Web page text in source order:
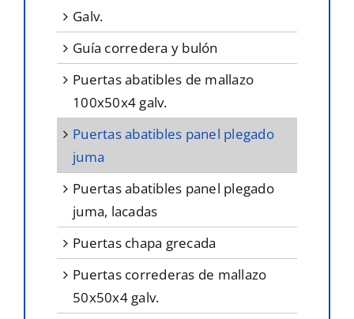
galv.
guía corredera y bulón
puertas abatibles de mallazo
100x50x4 galv.
puertas abatibles panel plegado
juma
puertas abatibles panel plegado
juma, lacadas
puertas chapa grecada
puertas correderas de mallazo
50x50x4 galv.